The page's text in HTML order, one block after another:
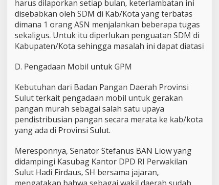
harus dilaporkan setiap bulan, keterlambatan ini
disebabkan oleh SDM di Kab/Kota yang terbatas
dimana 1 orang ASN menjalankan beberapa tugas
sekaligus. Untuk itu diperlukan penguatan SDM di
Kabupaten/Kota sehingga masalah ini dapat diatasi
D. Pengadaan Mobil untuk GPM
Kebutuhan dari Badan Pangan Daerah Provinsi
Sulut terkait pengadaan mobil untuk gerakan
pangan murah sebagai salah satu upaya
pendistribusian pangan secara merata ke kab/kota
yang ada di Provinsi Sulut.
Meresponnya, Senator Stefanus BAN Liow yang
didampingi Kasubag Kantor DPD RI Perwakilan
Sulut Hadi Firdaus, SH bersama jajaran,